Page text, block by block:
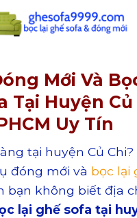
Mới Và
Tại Huyện Củ
Uy Tín
tại huyện Củ Chi?
đóng mới và bọc lại
bạn không biết địa
lại ghế sofa tại